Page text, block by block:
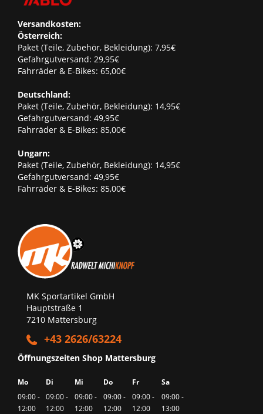
Versandkosten:
Österreich:
Paket (Teile, Zubehör, Bekleidung): 7,95€
Gefahrgutversand: 29,95€
Fahrräder & E-Bikes: 65,00€
Deutschland:
Paket (Teile, Zubehör, Bekleidung): 14,95€
Gefahrgutversand: 49,95€
Fahrräder & E-Bikes: 85,00€
Ungarn:
Paket (Teile, Zubehör, Bekleidung): 14,95€
Gefahrgutversand: 49,95€
Fahrräder & E-Bikes: 85,00€
MK Sportartikel GmbH
Hauptstraße 1
7210 Mattersburg
+43 2626/63224
Öffnungszeiten Shop Mattersburg
Mo Di Mi Do Fr
Sa
09:00 -
12:00
09:00 -
12:00
09:00 -
12:00
09:00 -
12:00
09:00 -
12:00
09:00 -
13:00